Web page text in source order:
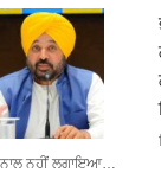
ਨਾਲ ਨਹੀਂ ਲਗਾਇਆ…